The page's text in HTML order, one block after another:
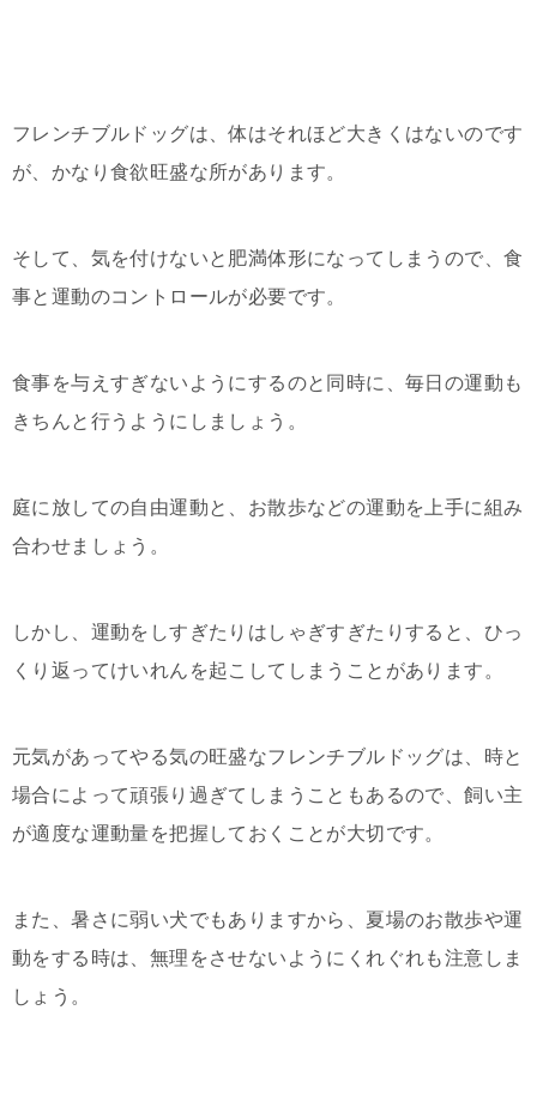
フレンチブルドッグは、体はそれほど大きくはないのです
が、かなり食欲旺盛な所があります。
そして、気を付けないと肥満体形になってしまうので、食
事と運動のコントロールが必要です。
食事を与えすぎないようにするのと同時に、毎日の運動も
きちんと行うようにしましょう。
庭に放しての自由運動と、お散歩などの運動を上手に組み
合わせましょう。
しかし、運動をしすぎたりはしゃぎすぎたりすると、ひっ
くり返ってけいれんを起こしてしまうことがあります。
元気があってやる気の旺盛なフレンチブルドッグは、時と
場合によって頑張り過ぎてしまうこともあるので、飼い主
が適度な運動量を把握しておくことが大切です。
また、暑さに弱い犬でもありますから、夏場のお散歩や運
動をする時は、無理をさせないようにくれぐれも注意しま
しょう。